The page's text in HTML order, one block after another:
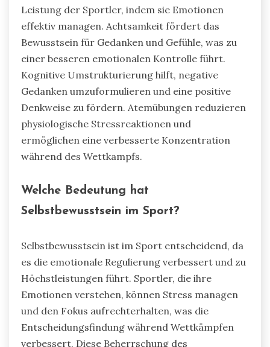
Leistung der Sportler, indem sie Emotionen
effektiv managen. Achtsamkeit fördert das
Bewusstsein für Gedanken und Gefühle, was zu
einer besseren emotionalen Kontrolle führt.
Kognitive Umstrukturierung hilft, negative
Gedanken umzuformulieren und eine positive
Denkweise zu fördern. Atemübungen reduzieren
physiologische Stressreaktionen und
ermöglichen eine verbesserte Konzentration
während des Wettkampfs.
Welche Bedeutung hat
Selbstbewusstsein im Sport?
Selbstbewusstsein ist im Sport entscheidend, da
es die emotionale Regulierung verbessert und zu
Höchstleistungen führt. Sportler, die ihre
Emotionen verstehen, können Stress managen
und den Fokus aufrechterhalten, was die
Entscheidungsfindung während Wettkämpfen
verbessert. Diese Beherrschung des